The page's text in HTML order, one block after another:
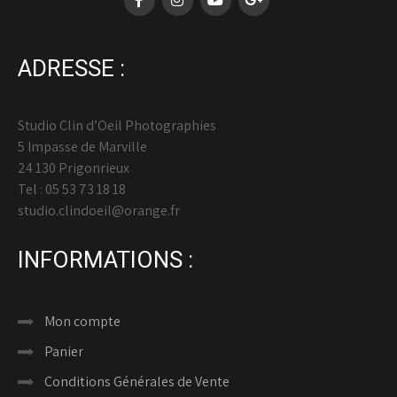
ADRESSE :
Studio Clin d’Oeil Photographies
5 Impasse de Marville
24 130 Prigonrieux
Tel : 05 53 73 18 18
studio.clindoeil@orange.fr
INFORMATIONS :
Mon compte
Panier
Conditions Générales de Vente